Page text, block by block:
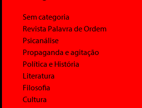
Sem categoria
Revista Palavra de Ordem
Psicanálise
Propaganda e agitação
Política e História
Literatura
Filosofia
Cultura